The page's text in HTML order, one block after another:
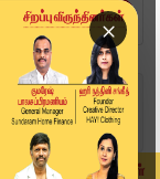
×
...